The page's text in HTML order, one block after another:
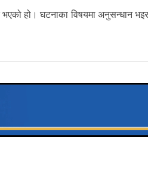
भएको हो। घटनाका विषयमा अनुसन्धान